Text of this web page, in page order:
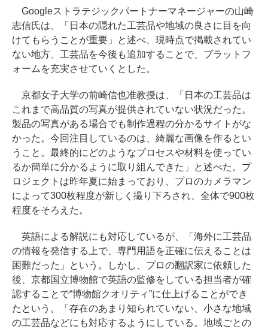
Googleストラテジックパートナーマネージャーの山崎
志信氏は、「日本の隠れた工芸品や地域の良さに目を向
けてもらうことが重要」と述べ、現時点で掲載されてい
ない地方、工芸品を今後も追加することで、プラットフ
ォームを充実させていくとした。
京都女子大学の前崎信也准教授は、「日本の工芸品は
これまで高品質の写真が提供されていない状況だった。
製品の写真がある場合でも制作過程の分かるサイトがな
かった。今回注目しているのは、綺麗な画像を作るとい
うこと。最終的にどのようなプロセスや材料を使ってい
るか簡単に分かるように取り組んできた」と述べた。プ
ロジェクトは昨年夏に始まっており、プロのカメラマン
によって300枚程度が新しく撮り下ろされ、全体で900枚
程度をそろえた。
英語による解説にも対応しているが、「海外に工芸品
の情報を発信する上で、専門用語を正確に伝えることは
困難だった」という。しかし、プロの翻訳家に依頼した
後、京都国立博物館で英語の監修をしている担当者が確
認することで“博物館クオリティ”に仕上げることができ
たという。「存在のあまり知られていない、小さな地域
の工芸品などにも対応するようにしている。地域ごとの